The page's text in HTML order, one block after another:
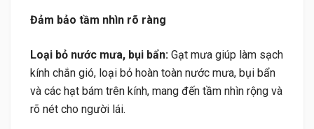
Đảm bảo tầm nhìn rõ ràng
Loại bỏ nước mưa, bụi bẩn: Gạt mưa giúp làm sạch
kính chắn gió, loại bỏ hoàn toàn nước mưa, bụi bẩn
và các hạt bám trên kính, mang đến tầm nhìn rộng và
rõ nét cho người lái.